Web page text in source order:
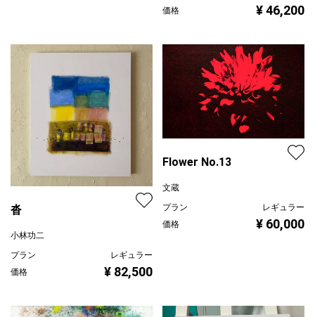
価格
¥ 46,200
沓
小林功二
プラン
レギュラー
価格
¥ 82,500
Flower No.13
文蔵
プラン
レギュラー
価格
¥ 60,000